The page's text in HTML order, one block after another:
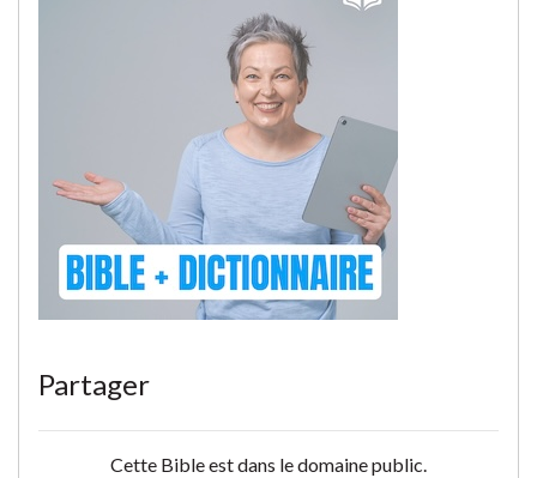
Partager
Cette Bible est dans le domaine public.